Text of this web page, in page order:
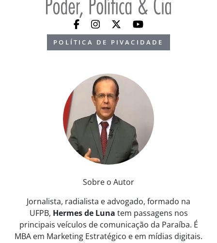
POLÍTICA DE PIVACIDADE
Sobre o Autor
Jornalista, radialista e advogado, formado na
UFPB, Hermes de Luna tem passagens nos
principais veículos de comunicação da Paraíba. É
MBA em Marketing Estratégico e em mídias digitais.